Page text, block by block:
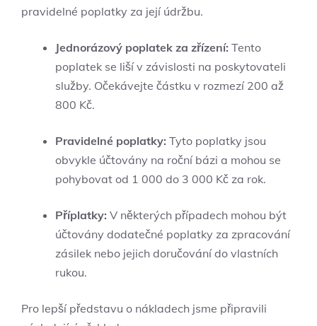
pravidelné poplatky za její údržbu.
Jednorázový poplatek za zřízení: Tento
poplatek se liší v závislosti na poskytovateli
služby. Očekávejte částku v rozmezí 200 až
800 Kč.
Pravidelné poplatky: Tyto poplatky jsou
obvykle účtovány na roční bázi a mohou se
pohybovat od 1 000 do 3 000 Kč za rok.
Příplatky: V některých případech mohou být
účtovány dodatečné poplatky za zpracování
zásilek nebo jejich doručování do vlastních
rukou.
Pro lepší představu o nákladech jsme připravili